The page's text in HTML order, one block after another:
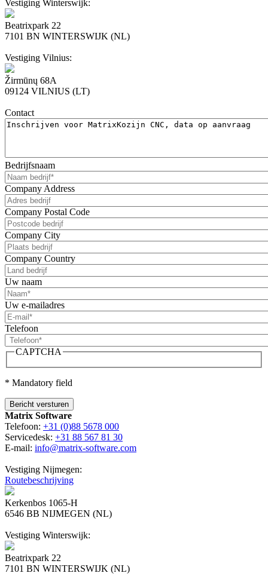
Vestiging Winterswijk:
Beatrixpark 22
7101 BN WINTERSWIJK (NL)
Vestiging Vilnius:
Žirmūnų 68A
09124 VILNIUS (LT)
Contact
Bedrijfsnaam
Company Address
Company Postal Code
Company City
Company Country
Uw naam
Uw e-mailadres
Telefoon
CAPTCHA
* Mandatory field
Matrix Software
Telefoon: +31 (0)88 5678 000
Servicedesk: +31 88 567 81 30
E-mail: info@matrix-software.com
Vestiging Nijmegen:
Routebeschrijving
Kerkenbos 1065-H
6546 BB NIJMEGEN (NL)
Vestiging Winterswijk:
Beatrixpark 22
7101 BN WINTERSWIJK (NL)